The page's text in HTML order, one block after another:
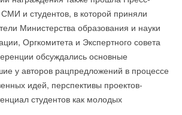
и студентов, в которой приняли
Министерства образования и науки
Оргкомитета и Экспертного совета
обсуждались основные
у авторов рацпредложений в процессе
идей, перспективы проектов-
студентов как молодых